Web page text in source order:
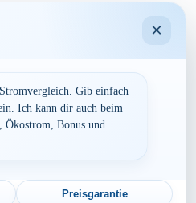
in 73667
in 73667 Kaisersbach und die
können Sie hier berechnen
by TARIFCHECK24 GmbH Die
Suchen
×
Gib einfach
Ich kann dir auch beim
Ökostrom, Bonus und
Preisgarantie